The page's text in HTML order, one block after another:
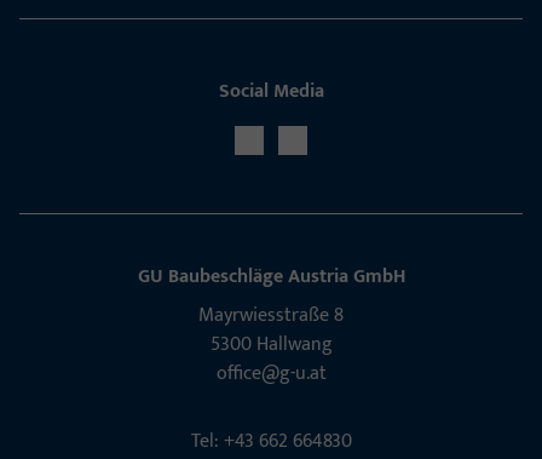
Social Media
GU Baubeschläge Aus­tria GmbH
Mayrwies­straße 8
5300 Hall­wang
office@g-u.at
Tel: +43 662 664830